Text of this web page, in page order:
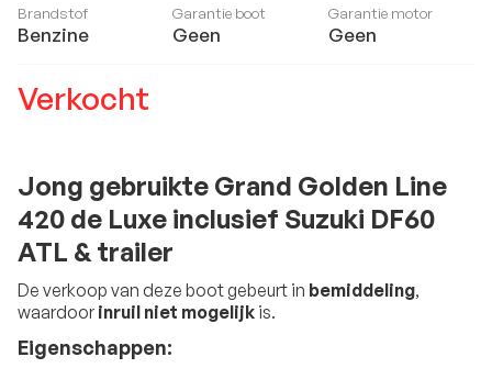
Brandstof
Benzine
Garantie boot
Geen
Garantie motor
Geen
Verkocht
Jong gebruikte Grand Golden Line
420 de Luxe inclusief Suzuki DF60
ATL & trailer
De verkoop van deze boot gebeurt in bemiddeling,
waardoor inruil niet mogelijkis.
Eigenschappen: